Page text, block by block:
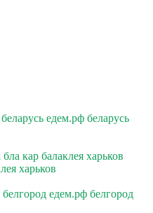
едем.рф беларусь
кар балаклея харьков
харьков
едем.рф белгород